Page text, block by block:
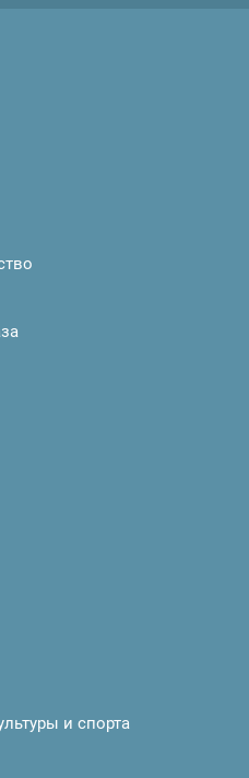
и спорта